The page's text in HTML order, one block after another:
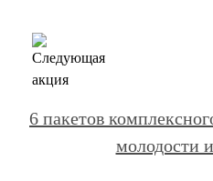
6 пакетов
молодости